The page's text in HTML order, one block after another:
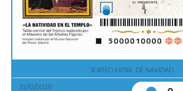
SORTEO EXTRA. DE NAVIDAD
22/12/2026